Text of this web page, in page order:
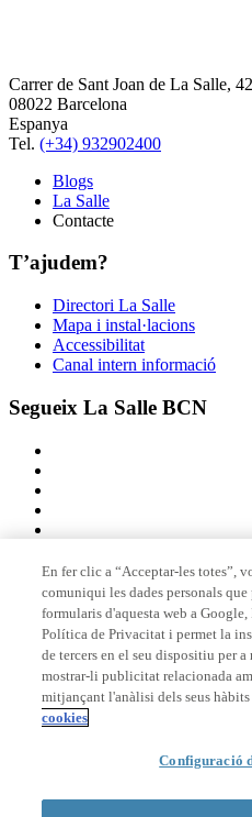
Carrer de Sant Joan de La Salle, 42
08022 Barcelona
Espanya
Tel. (+34) 932902400
Blogs
La Salle
Contacte
T’ajudem?
Directori La Salle
Mapa i instal·lacions
Accessibilitat
Canal intern informació
Segueix La Salle BCN
Membre de
Acreditacions
© 2026 La Salle Campus
En fer clic a “Acceptar-les totes”,
comuniqui les dades personals
formularis d'aquesta web a
Política de Privacitat i permet la
de tercers en el seu dispositiu per
mostrar-li publicitat relacionada
mitjançant l'anàlisi dels seus
cookies
Configuració